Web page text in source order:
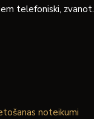
telefoniski, zvanot.
noteikumi